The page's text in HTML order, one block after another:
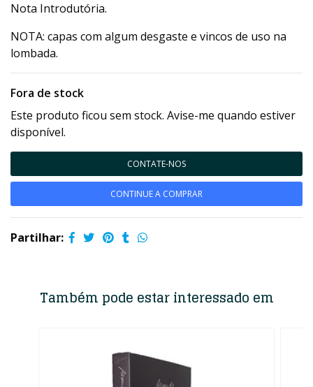
Nota Introdutória.
NOTA: capas com algum desgaste e vincos de uso na
lombada.
Fora de stock
Este produto ficou sem stock. Avise-me quando estiver
disponível.
CONTATE-NOS
CONTINUE A COMPRAR
Partilhar:
Também pode estar interessado em